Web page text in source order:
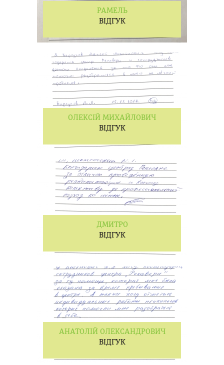
РАМЕЛЬ
ВІДГУК
ОЛЕКСІЙ МИХАЙЛОВИЧ
ВІДГУК
ДМИТРО
ВІДГУК
АНАТОЛІЙ ОЛЕКСАНДРОВИЧ
ВІДГУК